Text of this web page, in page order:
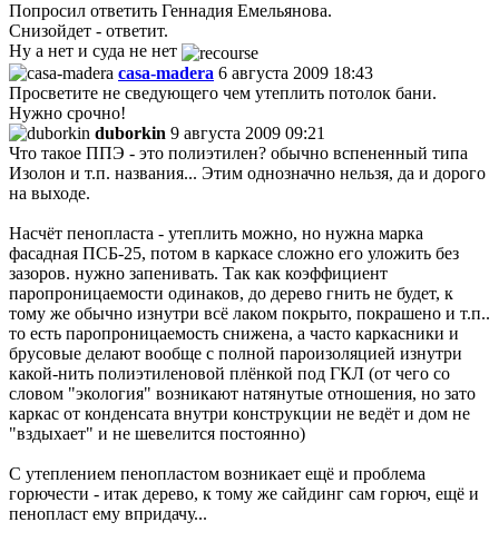
Попросил ответить Геннадия Емельянова.
Снизойдет - ответит.
Ну а нет и суда не нет
casa-madera 6 августа 2009 18:43
Просветите не сведующего чем утеплить потолок бани.
Нужно срочно!
duborkin 9 августа 2009 09:21
Что такое ППЭ - это полиэтилен? обычно вспененный типа
Изолон и т.п. названия... Этим однозначно нельзя, да и дорого
на выходе.
Насчёт пенопласта - утеплить можно, но нужна марка
фасадная ПСБ-25, потом в каркасе сложно его уложить без
зазоров. нужно запенивать. Так как коэффициент
паропроницаемости одинаков, до дерево гнить не будет, к
тому же обычно изнутри всё лаком покрыто, покрашено и т.п..
то есть паропроницаемость снижена, а часто каркасники и
брусовые делают вообще с полной пароизоляцией изнутри
какой-нить полиэтиленовой плёнкой под ГКЛ (от чего со
словом "экология" возникают натянутые отношения, но зато
каркас от конденсата внутри конструкции не ведёт и дом не
"вздыхает" и не шевелится постоянно)
С утеплением пенопластом возникает ещё и проблема
горючести - итак дерево, к тому же сайдинг сам горюч, ещё и
пенопласт ему впридачу...